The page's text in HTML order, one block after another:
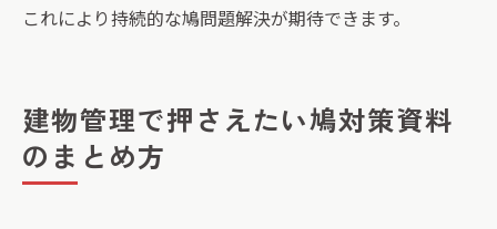
これにより持続的な鳩問題解決が期待できます。
建物管理で押さえたい鳩対策資料
のまとめ方